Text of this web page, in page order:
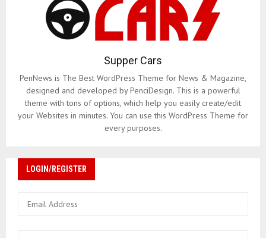
Supper Cars
PenNews is The Best WordPress Theme for News & Magazine,
designed and developed by PenciDesign. This is a powerful
theme with tons of options, which help you easily create/edit
your Websites in minutes. You can use this WordPress Theme for
every purposes.
LOGIN/REGISTER